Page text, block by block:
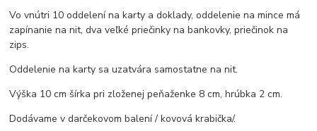
Vo vnútri 10 oddelení na karty a doklady, oddelenie na mince má
zapínanie na nit, dva veľké priečinky na bankovky, priečinok na
zips.
Oddelenie na karty sa uzatvára samostatne na nit.
Výška 10 cm šírka pri zloženej peňaženke 8 cm, hrúbka 2 cm.
Dodávame v darčekovom balení / kovová krabička/.